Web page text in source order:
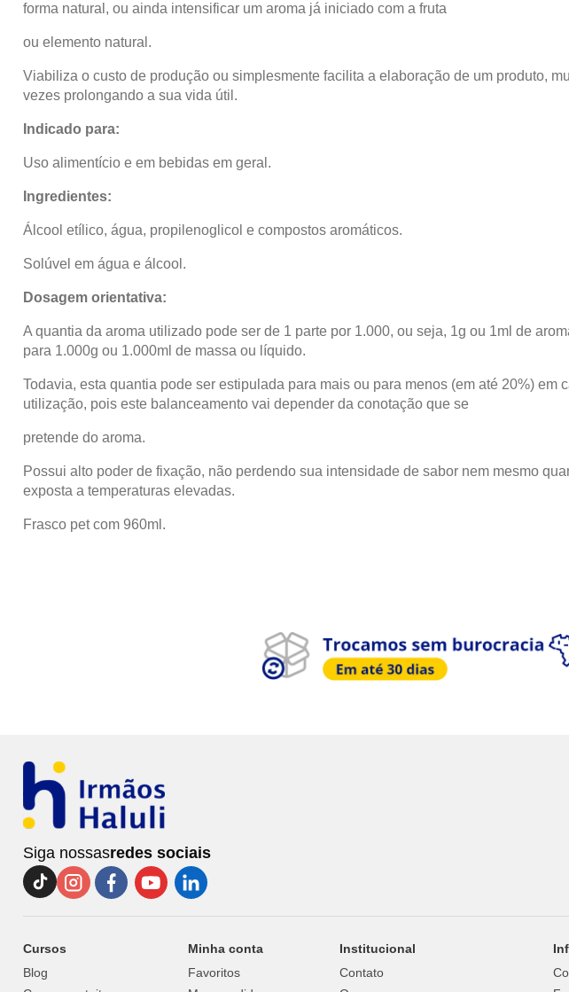
forma natural, ou ainda intensificar um aroma já iniciado com a fruta
ou elemento natural.
Viabiliza o custo de produção ou simplesmente facilita a elaboração de um produto,
vezes prolongando a sua vida útil.
Indicado para:
Uso alimentício e em bebidas em geral.
Ingredientes:
Álcool etílico, água, propilenoglicol e compostos aromáticos.
Solúvel em água e álcool.
Dosagem orientativa:
A quantia da aroma utilizado pode ser de 1 parte por 1.000, ou seja, 1g ou 1ml de
para 1.000g ou 1.000ml de massa ou líquido.
Todavia, esta quantia pode ser estipulada para mais ou para menos (em até 20%) em
utilização, pois este balanceamento vai depender da conotação que se
pretende do aroma.
Possui alto poder de fixação, não perdendo sua intensidade de sabor nem mesmo
exposta a temperaturas elevadas.
Frasco pet com 960ml.
Siga nossasredes sociais
Cursos
Blog
Minha conta
Favoritos
Institucional
Contato